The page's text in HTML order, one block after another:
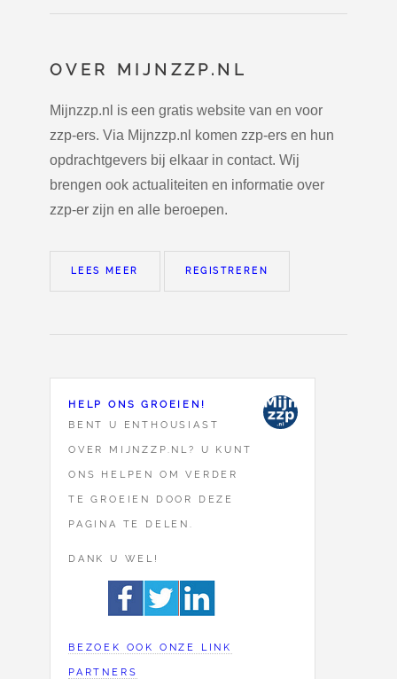
OVER MIJNZZP.NL
Mijnzzp.nl is een gratis website van en voor
zzp-ers. Via Mijnzzp.nl komen zzp-ers en hun
opdrachtgevers bij elkaar in contact. Wij
brengen ook actualiteiten en informatie over
zzp-er zijn en alle beroepen.
LEES MEER REGISTREREN
HELP ONS GROEIEN!
BENT U ENTHOUSIAST
OVER MIJNZZP.NL? U KUNT
ONS HELPEN OM VERDER
TE GROEIEN DOOR DEZE
PAGINA TE DELEN.
DANK U WEL!
BEZOEK OOK ONZE LINK
PARTNERS